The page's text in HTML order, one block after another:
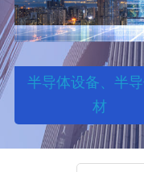
半导体设备、半
材
SPECIALIZING IN